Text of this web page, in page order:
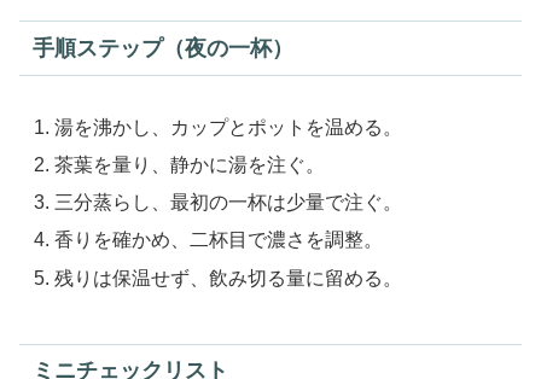
手順ステップ（夜の一杯）
湯を沸かし、カップとポットを温める。
茶葉を量り、静かに湯を注ぐ。
三分蒸らし、最初の一杯は少量で注ぐ。
香りを確かめ、二杯目で濃さを調整。
残りは保温せず、飲み切る量に留める。
ミニチェックリスト